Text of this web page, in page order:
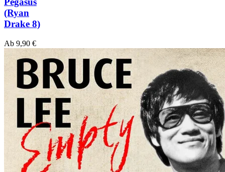
(Ryan
Drake 8)
Ab 9,90 €